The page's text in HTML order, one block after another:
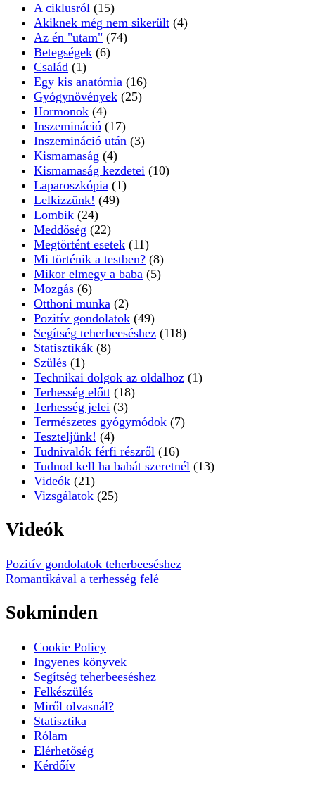
A ciklusról (15)
Akiknek még nem sikerült (4)
Az én "utam" (74)
Betegségek (6)
Család (1)
Egy kis anatómia (16)
Gyógynövények (25)
Hormonok (4)
Inszemináció (17)
Inszemináció után (3)
Kismamaság (4)
Kismamaság kezdetei (10)
Laparoszkópia (1)
Lelkizzünk! (49)
Lombik (24)
Meddőség (22)
Megtörtént esetek (11)
Mi történik a testben? (8)
Mikor elmegy a baba (5)
Mozgás (6)
Otthoni munka (2)
Pozitív gondolatok (49)
Segítség teherbeeséshez (118)
Statisztikák (8)
Szülés (1)
Technikai dolgok az oldalhoz (1)
Terhesség előtt (18)
Terhesség jelei (3)
Természetes gyógymódok (7)
Teszteljünk! (4)
Tudnivalók férfi részről (16)
Tudnod kell ha babát szeretnél (13)
Videók (21)
Vizsgálatok (25)
Videók
Pozitív gondolatok teherbeeséshez
Romantikával a terhesség felé
Sokminden
Cookie Policy
Ingyenes könyvek
Segítség teherbeeséshez
Felkészülés
Miről olvasnál?
Statisztika
Rólam
Elérhetőség
Kérdőív